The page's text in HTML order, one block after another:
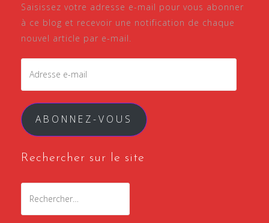
Saisissez votre adresse e-mail pour vous abonner
à ce blog et recevoir une notification de chaque
nouvel article par e-mail.
ABONNEZ-VOUS
Rechercher sur le site